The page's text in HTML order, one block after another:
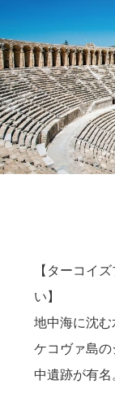
【ターコイ
い】
地中海に沈
ケコヴァ島
中遺跡が有